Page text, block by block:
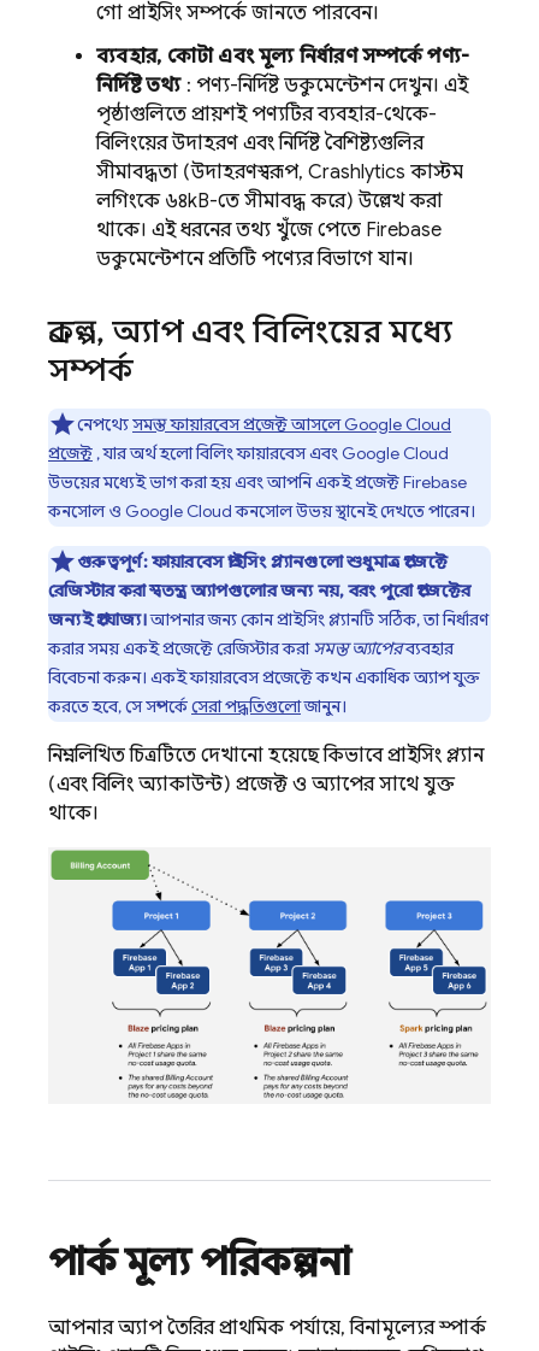
গো প্রাইসিং সম্পর্কে জানতে পারবেন।
ব্যবহার, কোটা এবং মূল্য নির্ধারণ সম্পর্কে পণ্য-
নির্দিষ্ট তথ্য: পণ্য-নির্দিষ্ট ডকুমেন্টেশন দেখুন। এই
পৃষ্ঠাগুলিতে প্রায়শই পণ্যটির ব্যবহার-থেকে-
বিলিংয়ের উদাহরণ এবং নির্দিষ্ট বৈশিষ্ট্যগুলির
সীমাবদ্ধতা (উদাহরণস্বরূপ, Crashlytics কাস্টম
লগিংকে ৬৪kB-তে সীমাবদ্ধ করে) উল্লেখ করা
থাকে। এই ধরনের তথ্য খুঁজে পেতে Firebase
ডকুমেন্টেশনে প্রতিটি পণ্যের বিভাগে যান।
প্রকল্প, অ্যাপ এবং বিলিংয়ের মধ্যে
সম্পর্ক
নেপথ্যেসমস্ত ফায়ারবেস প্রজেক্ট আসলেGoogle Cloud
প্রজেক্ট, যার অর্থ হলো বিলিং ফায়ারবেস এবং Google Cloud
উভয়ের মধ্যেই ভাগ করা হয় এবং আপনি একই প্রজেক্টFirebase
কনসোল ও Google Cloudকনসোল উভয় স্থানেই দেখতে পারেন।
গুরুত্বপূর্ণ:ফায়ারবেস প্রাইসিং প্ল্যানগুলো শুধুমাত্র প্রজেক্টে
রেজিস্টার করা স্বতন্ত্র অ্যাপগুলোর জন্য নয়, বরং পুরো প্রজেক্টের
জন্যই প্রযোজ্য।আপনার জন্য কোন প্রাইসিং প্ল্যানটি সঠিক, তা নির্ধারণ
করার সময় একই প্রজেক্টে রেজিস্টার করাসমস্ত অ্যাপেরব্যবহার
বিবেচনা করুন। একই ফায়ারবেস প্রজেক্টে কখন একাধিক অ্যাপ যুক্ত
করতে হবে, সে সম্পর্কেসেরা পদ্ধতিগুলোজানুন।
নিম্নলিখিত চিত্রটিতে দেখানো হয়েছে কিভাবে প্রাইসিং প্ল্যান
(এবং বিলিং অ্যাকাউন্ট) প্রজেক্ট ও অ্যাপের সাথে যুক্ত
থাকে।
স্পার্ক মূল্য পরিকল্পনা
আপনার অ্যাপ তৈরির প্রাথমিক পর্যায়ে, বিনামূল্যের স্পার্ক